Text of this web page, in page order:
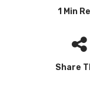
1 Min
Share